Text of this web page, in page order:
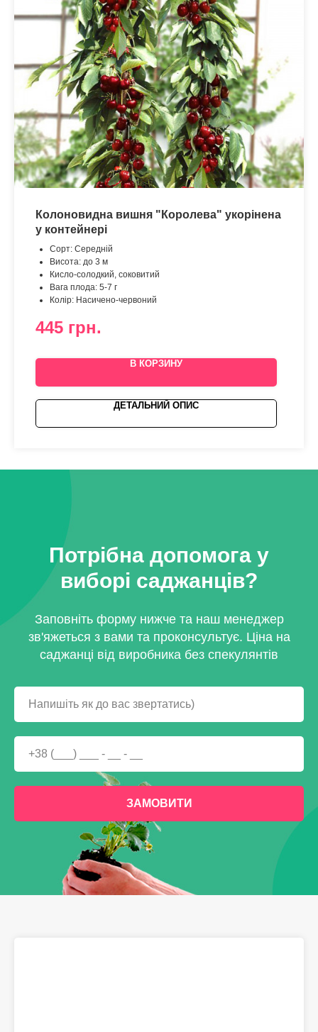
Колоновидна вишня "Королева" укорінена
у контейнері
Сорт: Середній
Висота: до 3 м
Кисло-солодкий, соковитий
Вага плода: 5-7 г
Колір: Насичено-червоний
445 грн.
В КОРЗИНУ
ДЕТАЛЬНИЙ ОПИС
Потрібна допомога у
виборі саджанців?
Заповніть форму нижче та наш менеджер
зв'яжеться з вами та проконсультує. Ціна на
саджанці від виробника без спекулянтів
ЗАМОВИТИ